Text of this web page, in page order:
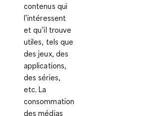
contenus qui
l’intéressent
et qu’il trouve
utiles, tels que
des jeux, des
applications,
des séries,
etc. La
consommation
des médias